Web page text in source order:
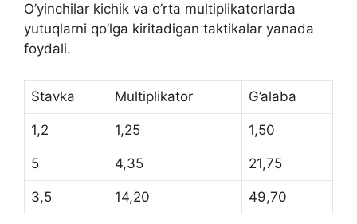
O’yinchilar kichik va o’rta multiplikatorlarda
yutuqlarni qo’lga kiritadigan taktikalar yanada
foydali.
Stavka Multiplikator G’alaba
1,2 1,25 1,50
5 4,35 21,75
3,5 14,20 49,70